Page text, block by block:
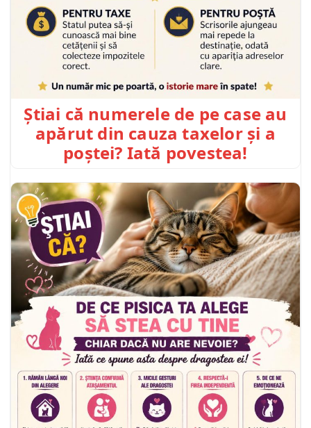
Știai că numerele de pe case au
apărut din cauza taxelor și a
poștei? Iată povestea!